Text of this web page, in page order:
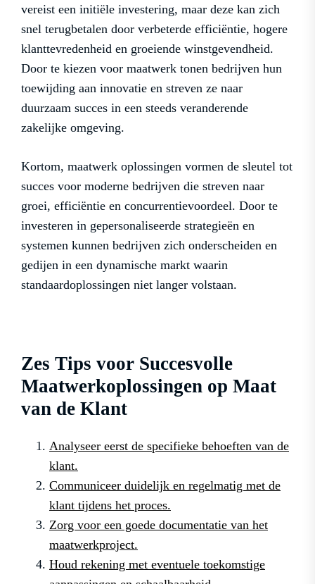
vereist een initiële investering, maar deze kan zich
snel terugbetalen door verbeterde efficiëntie, hogere
klanttevredenheid en groeiende winstgevendheid.
Door te kiezen voor maatwerk tonen bedrijven hun
toewijding aan innovatie en streven ze naar
duurzaam succes in een steeds veranderende
zakelijke omgeving.
Kortom, maatwerk oplossingen vormen de sleutel tot
succes voor moderne bedrijven die streven naar
groei, efficiëntie en concurrentievoordeel. Door te
investeren in gepersonaliseerde strategieën en
systemen kunnen bedrijven zich onderscheiden en
gedijen in een dynamische markt waarin
standaardoplossingen niet langer volstaan.
Zes Tips voor Succesvolle
Maatwerkoplossingen op Maat
van de Klant
Analyseer eerst de specifieke behoeften van de
klant.
Communiceer duidelijk en regelmatig met de
klant tijdens het proces.
Zorg voor een goede documentatie van het
maatwerkproject.
Houd rekening met eventuele toekomstige